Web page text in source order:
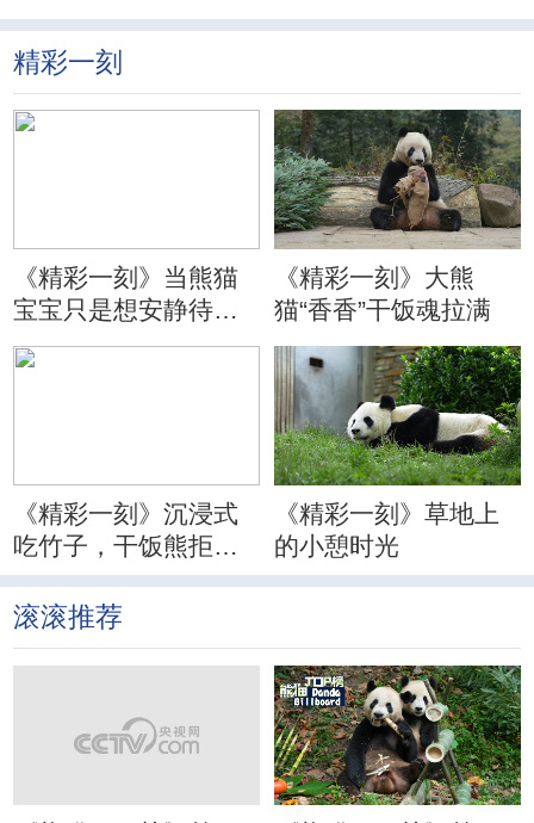
精彩一刻
《精彩一刻》当熊猫
宝宝只是想安静待会
儿
《精彩一刻》大熊
猫“香香”干饭魂拉满
《精彩一刻》沉浸式
吃竹子，干饭熊拒绝
分心
《精彩一刻》草地上
的小憩时光
滚滚推荐